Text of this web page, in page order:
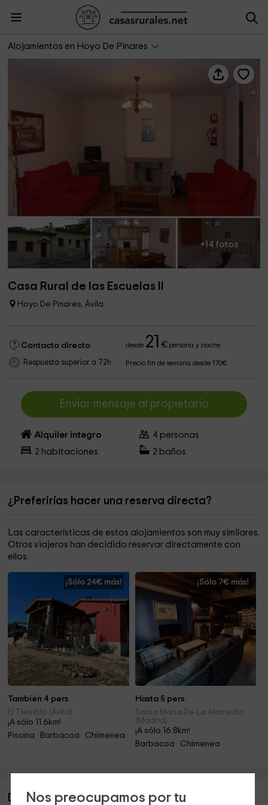
Nos preocupamos por tu
Alojamientos en Hoyo De Pinares
Casa Rural de las Escuelas II
+14 fotos
Casa Rural de las Escuelas II
Hoyo De Pinares, Ávila
Contacto directo desde 21 €persona y noche
Respuesta superior a 72h Precio fin de semana desde 170€
Enviar mensaje al propietario
Alquiler íntegro 4 personas
2 habitaciones 2 baños
¿Preferirías hacer una reserva directa?
Las características de estos alojamientos son muy similares.
Otros viajeros han decidido reservar directamente con
ellos.
¡Sólo 24€ más!
También 4 pers.
El Tiemblo (Ávila)
¡A sólo 11.6km!
Piscina · Barbacoa · Chimenea
¡Sólo 7€ más!
Hasta 5 pers.
Santa Maria De La Alameda
(Madrid)
¡A sólo 16.8km!
Barbacoa · Chimenea
Descripción de Casa Rural de las Escuelas II